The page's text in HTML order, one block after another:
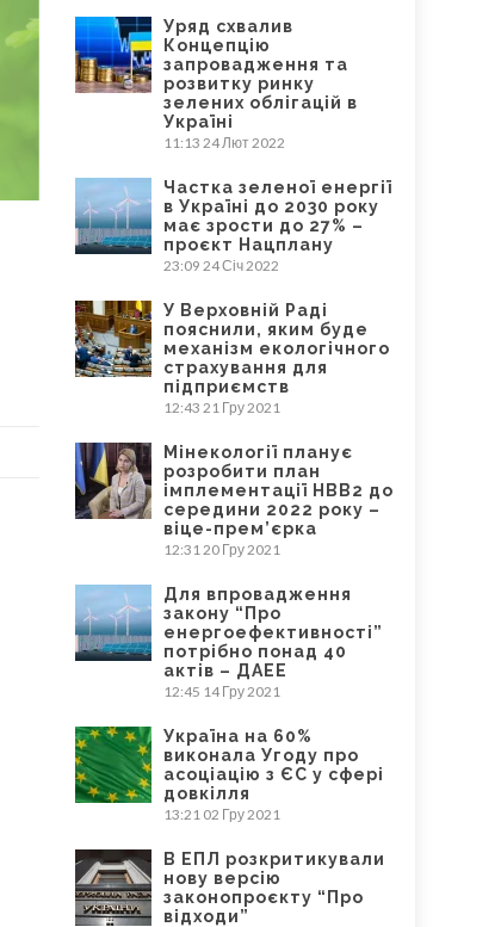
Уряд схвалив
Концепцію
запровадження та
розвитку ринку
зелених облігацій в
Україні
11:13 24 Лют 2022
Частка зеленої енергії
в Україні до 2030 року
має зрости до 27% –
проєкт Нацплану
23:09 24 Січ 2022
У Верховній Раді
пояснили, яким буде
механізм екологічного
страхування для
підприємств
12:43 21 Гру 2021
Мінекології планує
розробити план
імплементації НВВ2 до
середини 2022 року –
віце-прем’єрка
12:3120 Гру 2021
Для впровадження
закону “Про
енергоефективності”
потрібно понад 40
актів – ДАЕЕ
12:45 14 Гру 2021
Україна на 60%
виконала Угоду про
асоціацію з ЄС у сфері
довкілля
13:21 02 Гру 2021
В ЕПЛ розкритикували
нову версію
законопроєкту “Про
відходи”